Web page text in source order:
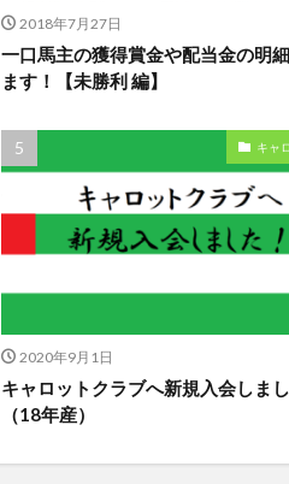
2018年7月27日
一口馬主の獲得賞金や配当金の明
ます！【未勝利 編】
キャ
2020年9月1日
キャロットクラブへ新規入会しまし
（18年産）